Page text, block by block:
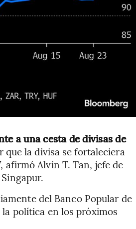
a una cesta de divisas de
la divisa se fortaleciera
afirmó Alvin T. Tan, jefe de
del Banco Popular de
política en los próximos